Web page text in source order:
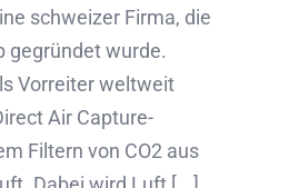
schweizer Firma, die
gegründet wurde.
Vorreiter weltweit
Air Capture-
Filtern von CO2 aus